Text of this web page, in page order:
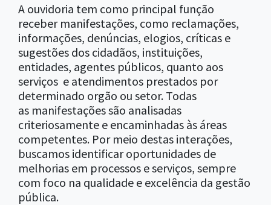
A ouvidoria tem como principal função
receber manifestações, como reclamações,
informações, denúncias, elogios, críticas e
sugestões dos cidadãos, instituições,
entidades, agentes públicos, quanto aos
serviços e atendimentos prestados por
determinado orgão ou setor. Todas
as manifestações são analisadas
criteriosamente e encaminhadas às áreas
competentes. Por meio destas interações,
buscamos identificar oportunidades de
melhorias em processos e serviços, sempre
com foco na qualidade e excelência da gestão
pública.